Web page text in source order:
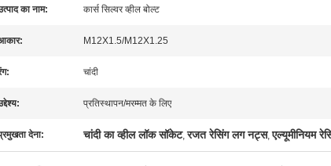
का नाम: कार्स सिल्वर व्हील बोल्ट
M12X1.5/M12X1.25
चांदी
प्रतिस्थापन/मरम्मत के लिए
देना: चांदी का व्हील लॉक सॉकेट,रजत रेसिंग लग नट्स,एल्यूमीनियम